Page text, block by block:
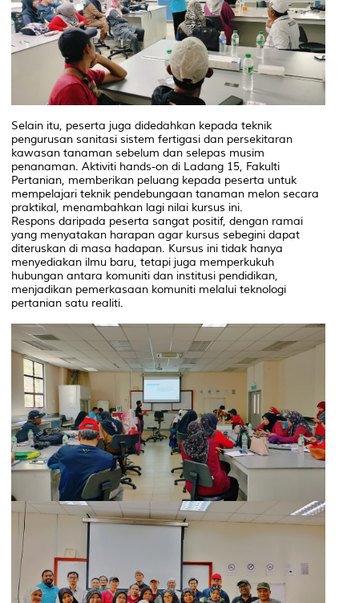
Selain itu, peserta juga didedahkan kepada teknik
pengurusan sanitasi sistem fertigasi dan persekitaran
kawasan tanaman sebelum dan selepas musim
penanaman. Aktiviti hands-on di Ladang 15, Fakulti
Pertanian, memberikan peluang kepada peserta untuk
mempelajari teknik pendebungaan tanaman melon secara
praktikal, menambahkan lagi nilai kursus ini.
Respons daripada peserta sangat positif, dengan ramai
yang menyatakan harapan agar kursus sebegini dapat
diteruskan di masa hadapan. Kursus ini tidak hanya
menyediakan ilmu baru, tetapi juga memperkukuh
hubungan antara komuniti dan institusi pendidikan,
menjadikan pemerkasaan komuniti melalui teknologi
pertanian satu realiti.